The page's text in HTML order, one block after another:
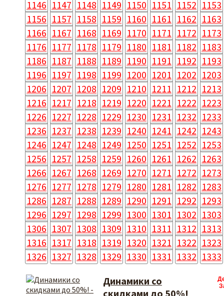
1146 1147 1148 1149 1150 1151 1152 1153
1156 1157 1158 1159 1160 1161 1162 1163
1166 1167 1168 1169 1170 1171 1172 1173
1176 1177 1178 1179 1180 1181 1182 1183
1186 1187 1188 1189 1190 1191 1192 1193
1196 1197 1198 1199 1200 1201 1202 1203
1206 1207 1208 1209 1210 1211 1212 1213
1216 1217 1218 1219 1220 1221 1222 1223
1226 1227 1228 1229 1230 1231 1232 1233
1236 1237 1238 1239 1240 1241 1242 1243
1246 1247 1248 1249 1250 1251 1252 1253
1256 1257 1258 1259 1260 1261 1262 1263
1266 1267 1268 1269 1270 1271 1272 1273
1276 1277 1278 1279 1280 1281 1282 1283
1286 1287 1288 1289 1290 1291 1292 1293
1296 1297 1298 1299 1300 1301 1302 1303
1306 1307 1308 1309 1310 1311 1312 1313
1316 1317 1318 1319 1320 1321 1322 1323
1326 1327 1328 1329 1330 1331 1332 1333
Динамики со
скидками до 50%!